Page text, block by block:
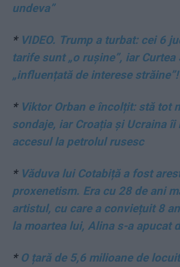
undeva”
* VIDEO. Trump a turbat: cei 6
tarife sunt „o rușine”, iar Curtea
„influențată de interese străine”!
* Viktor Orban e încolțit: stă tot
sondaje, iar Croația și Ucraina îi
accesul la petrolul rusesc
* Văduva lui Cotabiță a fost
proxenetism. Era cu 28 de ani
artistul, cu care a conviețuit 8
la moartea lui, Alina s-a apucat
* O țară de 5,6 milioane de